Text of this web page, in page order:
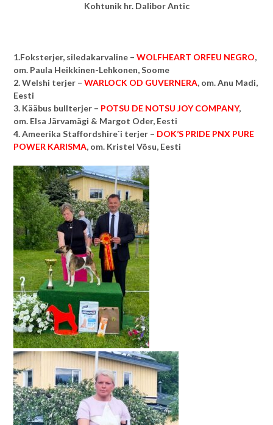
Kohtunik hr. Dalibor Antic
1.Foksterjer, siledakarvaline – WOLFHEART ORFEU NEGRO,
om. Paula Heikkinen-Lehkonen, Soome
2. Welshi terjer – WARLOCK OD GUVERNERA, om. Anu Madi,
Eesti
3. Kääbus bullterjer – POTSU DE NOTSU JOY COMPANY,
om. Elsa Järvamägi & Margot Oder, Eesti
4. Ameerika Staffordshire`i terjer – DOK’S PRIDE PNX PURE
POWER KARISMA, om. Kristel Võsu, Eesti